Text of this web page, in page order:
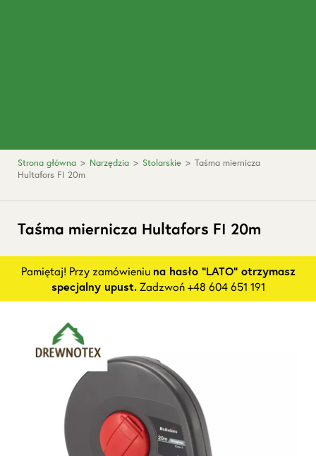
Strona główna > Narzędzia > Stolarskie > Taśma miernicza
Hultafors FI 20m
Taśma miernicza Hultafors FI 20m
Pamiętaj! Przy zamówieniu na hasło "LATO" otrzymasz
specjalny upust.Zadzwoń +48 604 651 191